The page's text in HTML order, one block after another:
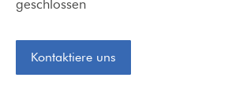
geschlossen
Kontaktiere uns